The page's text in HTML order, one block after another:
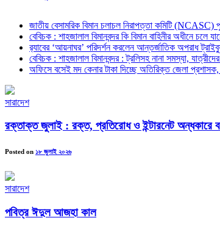
জাতীয় বেসামরিক বিমান চলাচল নিরাপত্তা কমিটি (NCASC)
বেবিচক : শাহজালাল বিমানবন্দর কি বিমান বাহিনীর অধীনে
র‍্যাবের ‘আয়নাঘর’ পরিদর্শন করলেন আন্তর্জাতিক অপরাধ
বেবিচক : শাহজালাল বিমানবন্দর : ট্রলিসহ নানা সমস্যা,
অফিসে বসেই মদ কেনার টাকা দিচ্ছে অতিরিক্ত জেলা
সারাদেশ
রক্তাক্ত জুলাই : রক্ত, প্রতিরোধ ও ইন্টারনেট অন্ধকারে
Posted on ১৮ জুলাই ২০২৬
সারাদেশ
পবিত্র ঈদুল আজহা কাল